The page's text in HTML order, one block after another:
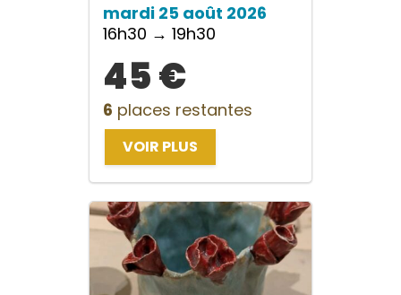
mardi 25 août 2026
16h30 → 19h30
45 €
6 places restantes
VOIR PLUS